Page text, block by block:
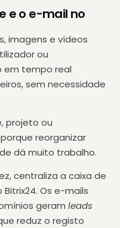
e o e-mail no
imagens e vídeos
ou
em tempo real
sem necessidade
projeto ou
reorganizar
dá muito trabalho.
centraliza a caixa de
Os e-mails
geram leads
reduz o registo